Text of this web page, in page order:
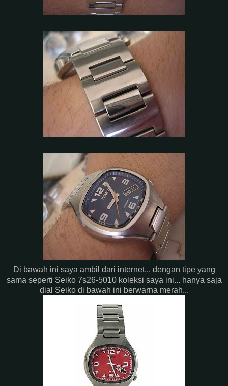
Di bawah ini saya ambil dari internet... dengan tipe yang
sama seperti Seiko 7s26-5010 koleksi saya ini... hanya saja
dial Seiko di bawah ini berwarna merah...